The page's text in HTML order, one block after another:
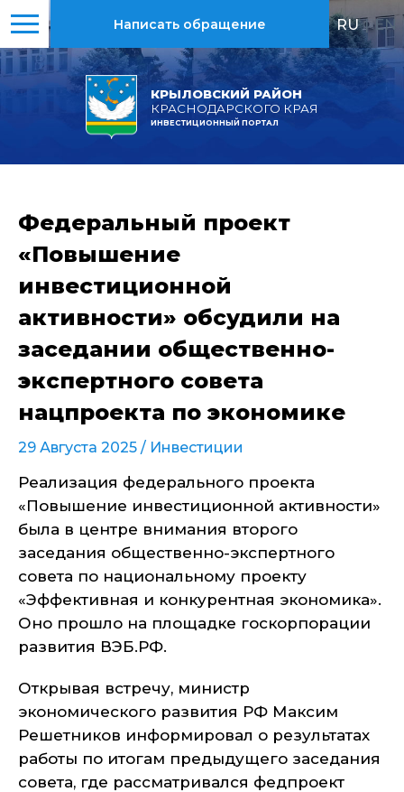
КРЫЛОВСКИЙ РАЙОН
КРАСНОДАРСКОГО КРАЯ
ИНВЕСТИЦИОННЫЙ ПОРТАЛ
Написать обращение RU | EN
Федеральный проект
«Повышение
инвестиционной
активности» обсудили на
заседании общественно-
экспертного совета
нацпроекта по экономике
29 Августа 2025 / Инвестиции
Реализация федерального проекта
«Повышение инвестиционной активности»
была в центре внимания второго
заседания общественно-экспертного
совета по национальному проекту
«Эффективная и конкурентная экономика».
Оно прошло на площадке госкорпорации
развития ВЭБ.РФ.
Открывая встречу, министр
экономического развития РФ Максим
Решетников информировал о результатах
работы по итогам предыдущего заседания
совета, где рассматривался федпроект